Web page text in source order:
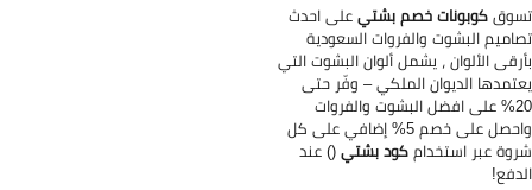
كوبونات خصم بشتيعلى احدث
البشوت والفروات السعودية
الألوان ، يشمل ألوان البشوت التي
الديوان الملكي – وفّر حتى
20% على افضل البشوت والفروات
واحصل على خصم 5% إضافي على كل
عبر استخدامكود بشتي() عند